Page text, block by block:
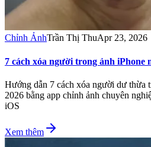
Chỉnh ẢnhTrần Thị ThuApr 23, 2026
7 cách xóa người trong ảnh iPhone
Hướng dẫn 7 cách xóa người dư thừa
2026 bằng app chỉnh ảnh chuyên
iOS
Xem thêm